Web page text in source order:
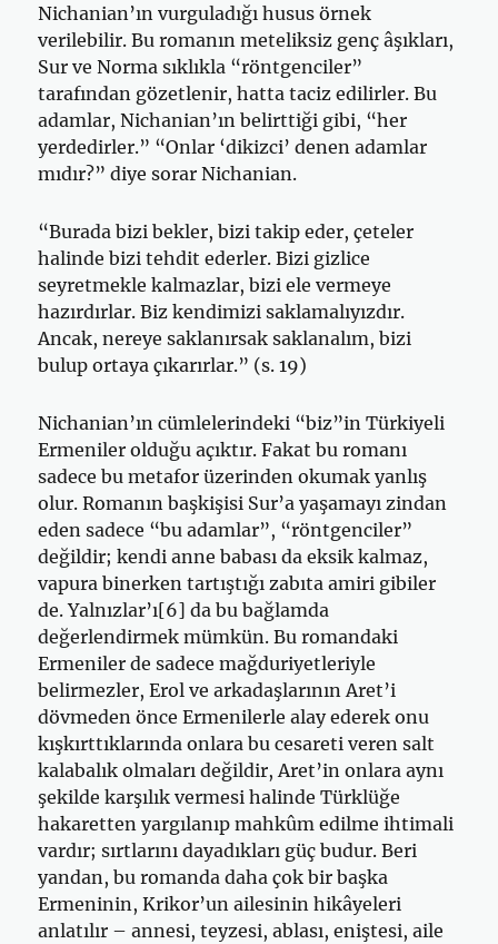
Nichanian’ın vurguladığı husus örnek
verilebilir. Bu romanın meteliksiz genç âşıkları,
Sur ve Norma sıklıkla “röntgenciler”
tarafından gözetlenir, hatta taciz edilirler. Bu
adamlar, Nichanian’ın belirttiği gibi, “her
yerdedirler.” “Onlar ‘dikizci’ denen adamlar
mıdır?” diye sorar Nichanian.
“Burada bizi bekler, bizi takip eder, çeteler
halinde bizi tehdit ederler. Bizi gizlice
seyretmekle kalmazlar, bizi ele vermeye
hazırdırlar. Biz kendimizi saklamalıyızdır.
Ancak, nereye saklanırsak saklanalım, bizi
bulup ortaya çıkarırlar.” (s. 19)
Nichanian’ın cümlelerindeki “biz”in Türkiyeli
Ermeniler olduğu açıktır. Fakat bu romanı
sadece bu metafor üzerinden okumak yanlış
olur. Romanın başkişisi Sur’a yaşamayı zindan
eden sadece “bu adamlar”, “röntgenciler”
değildir; kendi anne babası da eksik kalmaz,
vapura binerken tartıştığı zabıta amiri gibiler
de. Yalnızlar’ı[6] da bu bağlamda
değerlendirmek mümkün. Bu romandaki
Ermeniler de sadece mağduriyetleriyle
belirmezler, Erol ve arkadaşlarının Aret’i
dövmeden önce Ermenilerle alay ederek onu
kışkırttıklarında onlara bu cesareti veren salt
kalabalık olmaları değildir, Aret’in onlara aynı
şekilde karşılık vermesi halinde Türklüğe
hakaretten yargılanıp mahkûm edilme ihtimali
vardır; sırtlarını dayadıkları güç budur. Beri
yandan, bu romanda daha çok bir başka
Ermeninin, Krikor’un ailesinin hikâyeleri
anlatılır – annesi, teyzesi, ablası, eniştesi, aile